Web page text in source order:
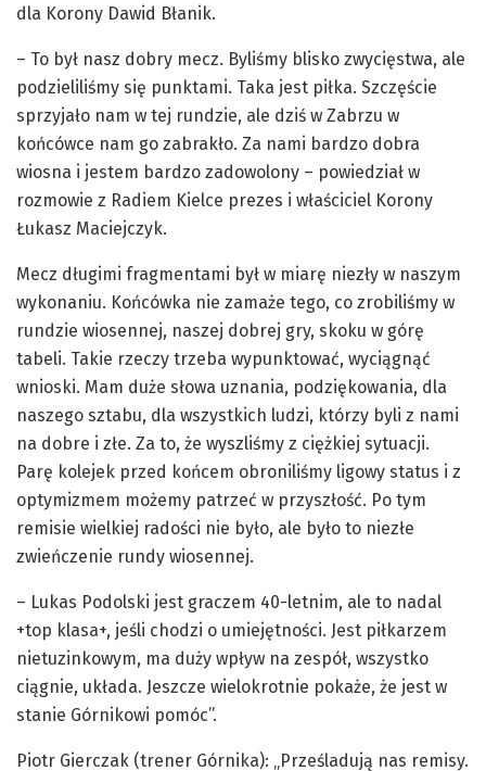
dla Korony Dawid Błanik.
– To był nasz dobry mecz. Byliśmy blisko zwycięstwa, ale
podzieliliśmy się punktami. Taka jest piłka. Szczęście
sprzyjało nam w tej rundzie, ale dziś w Zabrzu w
końcówce nam go zabrakło. Za nami bardzo dobra
wiosna i jestem bardzo zadowolony – powiedział w
rozmowie z Radiem Kielce prezes i właściciel Korony
Łukasz Maciejczyk.
Mecz długimi fragmentami był w miarę niezły w naszym
wykonaniu. Końcówka nie zamaże tego, co zrobiliśmy w
rundzie wiosennej, naszej dobrej gry, skoku w górę
tabeli. Takie rzeczy trzeba wypunktować, wyciągnąć
wnioski. Mam duże słowa uznania, podziękowania, dla
naszego sztabu, dla wszystkich ludzi, którzy byli z nami
na dobre i złe. Za to, że wyszliśmy z ciężkiej sytuacji.
Parę kolejek przed końcem obroniliśmy ligowy status i z
optymizmem możemy patrzeć w przyszłość. Po tym
remisie wielkiej radości nie było, ale było to niezłe
zwieńczenie rundy wiosennej.
– Lukas Podolski jest graczem 40-letnim, ale to nadal
+top klasa+, jeśli chodzi o umiejętności. Jest piłkarzem
nietuzinkowym, ma duży wpływ na zespół, wszystko
ciągnie, układa. Jeszcze wielokrotnie pokaże, że jest w
stanie Górnikowi pomóc”.
Piotr Gierczak (trener Górnika): „Prześladują nas remisy.